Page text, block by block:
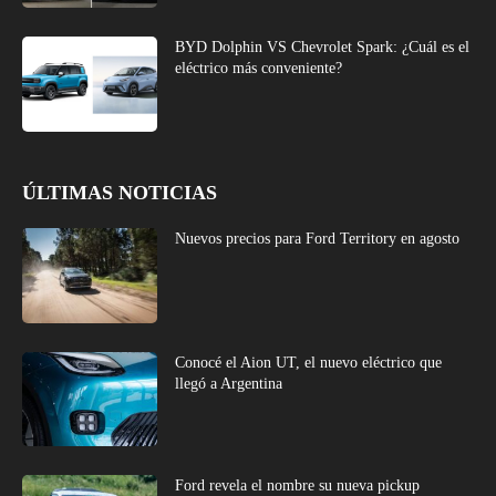
BYD Dolphin VS Chevrolet Spark: ¿Cuál es el
eléctrico más conveniente?
ÚLTIMAS NOTICIAS
Nuevos precios para Ford Territory en agosto
Conocé el Aion UT, el nuevo eléctrico que
llegó a Argentina
Ford revela el nombre su nueva pickup